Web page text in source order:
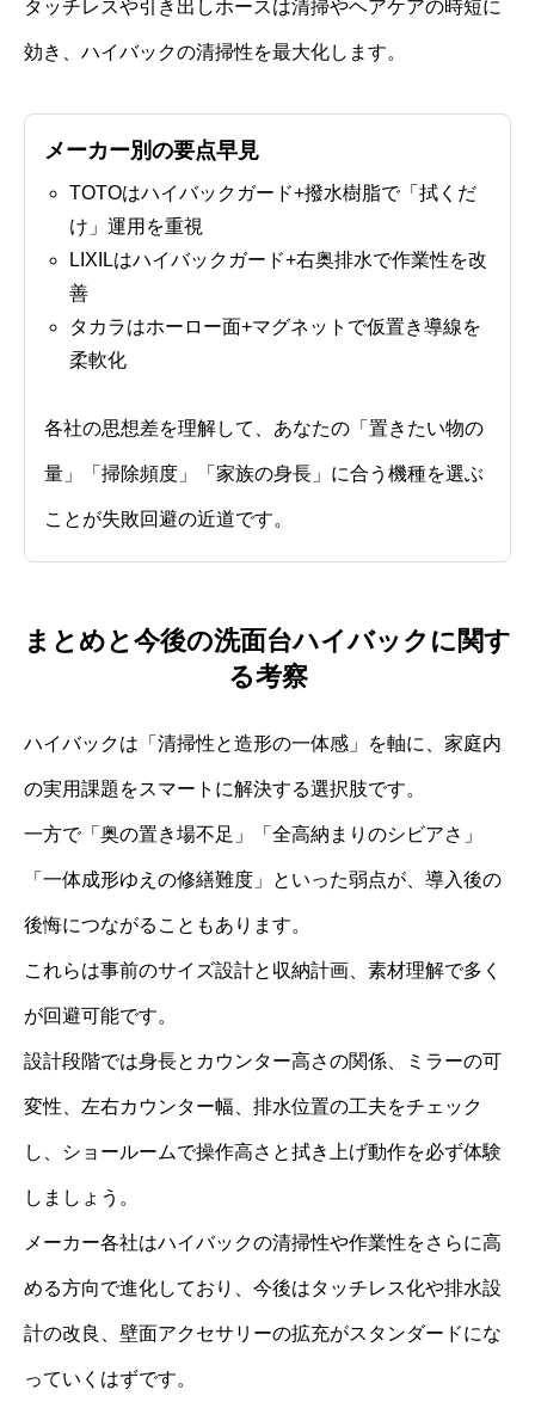
タッチレスや引き出しホースは清掃やヘアケアの時短に
効き、ハイバックの清掃性を最大化します。
メーカー別の要点早見
TOTOはハイバックガード+撥水樹脂で「拭くだ
け」運用を重視
LIXILはハイバックガード+右奥排水で作業性を改
善
タカラはホーロー面+マグネットで仮置き導線を
柔軟化
各社の思想差を理解して、あなたの「置きたい物の
量」「掃除頻度」「家族の身長」に合う機種を選ぶ
ことが失敗回避の近道です。
まとめと今後の洗面台ハイバックに関す
る考察
ハイバックは「清掃性と造形の一体感」を軸に、家庭内
の実用課題をスマートに解決する選択肢です。
一方で「奥の置き場不足」「全高納まりのシビアさ」
「一体成形ゆえの修繕難度」といった弱点が、導入後の
後悔につながることもあります。
これらは事前のサイズ設計と収納計画、素材理解で多く
が回避可能です。
設計段階では身長とカウンター高さの関係、ミラーの可
変性、左右カウンター幅、排水位置の工夫をチェック
し、ショールームで操作高さと拭き上げ動作を必ず体験
しましょう。
メーカー各社はハイバックの清掃性や作業性をさらに高
める方向で進化しており、今後はタッチレス化や排水設
計の改良、壁面アクセサリーの拡充がスタンダードにな
っていくはずです。